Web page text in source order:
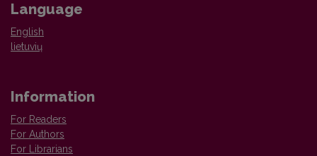
Language
English
lietuvių
Information
For Readers
For Authors
For Librarians